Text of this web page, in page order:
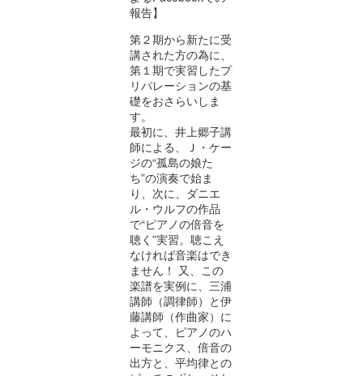
報告】
第２期から新たに受
講された方の為に、
第１期で実習したプ
リパレーションの基
礎をおさらいしま
す。
最初に、井上郷子講
師による、Ｊ・ケー
ジの“孤島の娘た
ち”の演奏で始ま
り、次に、ダニエ
ル・ウルフの作品
で“ピアノの倍音を
聴く”実習。聴こえ
なければ音楽はでき
ません！ 又、この
楽譜を実例に、三浦
講師（調律師）と伊
藤講師（作曲家）に
よって、ピアノのハ
ーモニクス、倍音の
出方と、平均律との